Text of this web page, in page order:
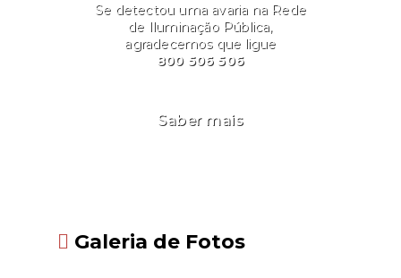
Se detectou uma avaria na Rede
de Iluminação Pública,
agradecemos que ligue
800 506 506
Saber mais
Galeria de Fotos